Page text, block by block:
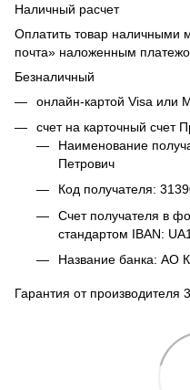
Наличный расчет
Оплатить товар наличными
почта» наложенным
Безналичный
онлайн-картой Visa или
счет на карточный счет
Наименование
Петрович
Код получателя:
Счет получателя в
стандартом IBAN:
Название банка: АО
Гарантия от производителя